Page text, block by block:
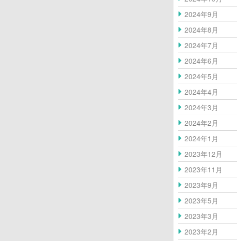
2024年9月
2024年8月
2024年7月
2024年6月
2024年5月
2024年4月
2024年3月
2024年2月
2024年1月
2023年12月
2023年11月
2023年9月
2023年5月
2023年3月
2023年2月